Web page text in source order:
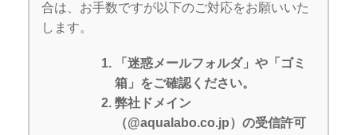
合は、お手数ですが以下のご対応をお願いいた
します。
「迷惑メールフォルダ」や「ゴミ
箱」をご確認ください。
弊社ドメイン
（@aqualabo.co.jp）の受信許可